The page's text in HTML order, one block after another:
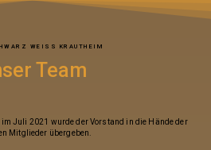
WEISS KRAUTHEIM
Team
Juli 2021 wurde der Vorstand in die Hände der
Mitglieder übergeben.